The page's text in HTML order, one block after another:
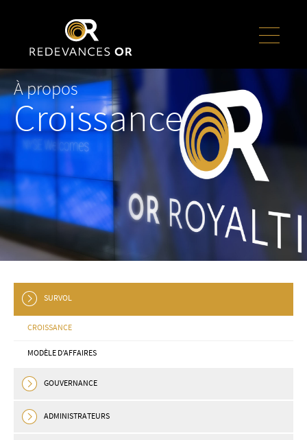
À propos
Croissance
SURVOL
CROISSANCE
MODÈLE D’AFFAIRES
GOUVERNANCE
ADMINISTRATEURS